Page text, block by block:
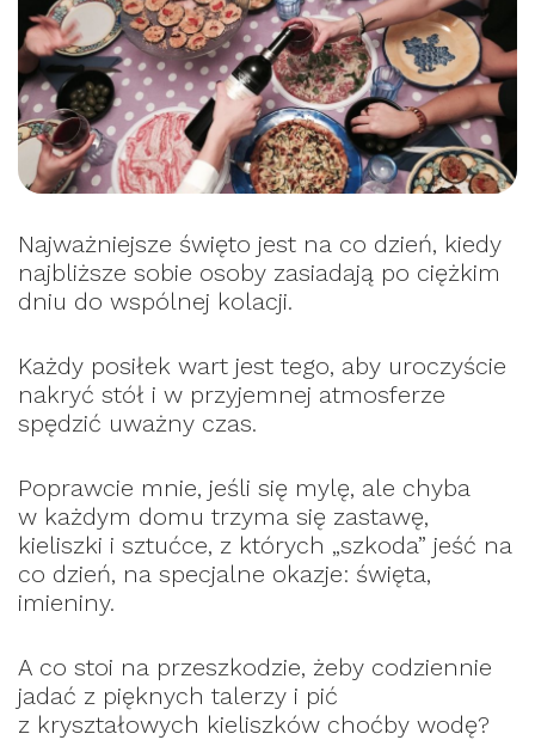
Najważniejsze święto jest na co dzień, kiedy
najbliższe sobie osoby zasiadają po ciężkim
dniu do wspólnej kolacji.
Każdy posiłek wart jest tego, aby uroczyście
nakryć stół i w przyjemnej atmosferze
spędzić uważny czas.
Poprawcie mnie, jeśli się mylę, ale chyba
w każdym domu trzyma się zastawę,
kieliszki i sztućce, z których „szkoda” jeść na
co dzień, na specjalne okazje: święta,
imieniny.
A co stoi na przeszkodzie, żeby codziennie
jadać z pięknych talerzy i pić
z kryształowych kieliszków choćby wodę?